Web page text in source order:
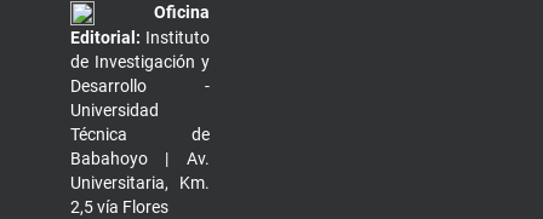
Oficina
Editorial: Instituto
de Investigación y
Desarrollo -
Universidad
Técnica de
Babahoyo | Av.
Universitaria, Km.
2,5 vía Flores